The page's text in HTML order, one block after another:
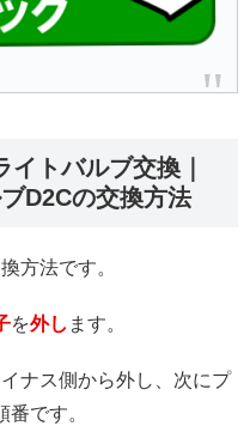
トバルブ交換｜
D2Cの交換方法
方法です。
を外し ます。
ナス側から外し、次にプ
番です。